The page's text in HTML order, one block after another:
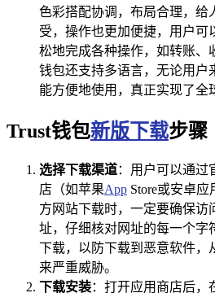
色彩搭配协调，布局合理，给
受，操作也更加便捷，用户可
松地完成各种操作，如转账、
钱包还支持多语言，无论用户
能方便地使用，真正实现了全
Trust钱包新版下载步骤
选择下载渠道：用户可以通过
店（如苹果App Store或安卓
方网站下载时，一定要确保访
址，仔细核对网址的每一个字
下载，以防下载到恶意软件，
来严重威胁。
下载安装：打开应用商店后，